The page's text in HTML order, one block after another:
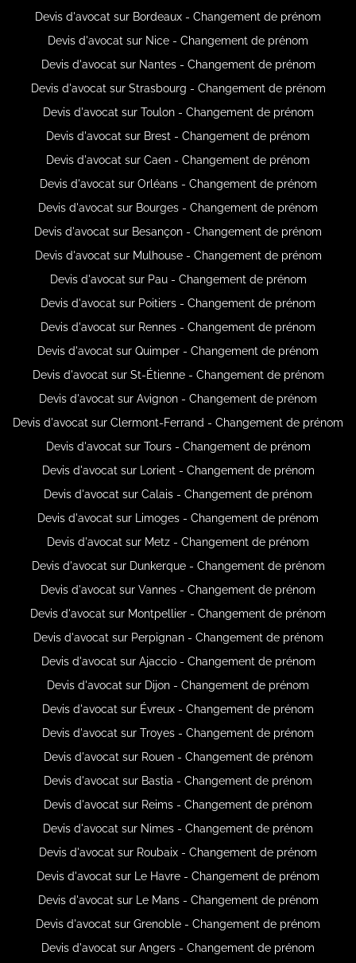
Devis d'avocat sur Bordeaux - Changement de prénom
Devis d'avocat sur Nice - Changement de prénom
Devis d'avocat sur Nantes - Changement de prénom
Devis d'avocat sur Strasbourg - Changement de prénom
Devis d'avocat sur Toulon - Changement de prénom
Devis d'avocat sur Brest - Changement de prénom
Devis d'avocat sur Caen - Changement de prénom
Devis d'avocat sur Orléans - Changement de prénom
Devis d'avocat sur Bourges - Changement de prénom
Devis d'avocat sur Besançon - Changement de prénom
Devis d'avocat sur Mulhouse - Changement de prénom
Devis d'avocat sur Pau - Changement de prénom
Devis d'avocat sur Poitiers - Changement de prénom
Devis d'avocat sur Rennes - Changement de prénom
Devis d'avocat sur Quimper - Changement de prénom
Devis d'avocat sur St-Étienne - Changement de prénom
Devis d'avocat sur Avignon - Changement de prénom
Devis d'avocat sur Clermont-Ferrand - Changement de prénom
Devis d'avocat sur Tours - Changement de prénom
Devis d'avocat sur Lorient - Changement de prénom
Devis d'avocat sur Calais - Changement de prénom
Devis d'avocat sur Limoges - Changement de prénom
Devis d'avocat sur Metz - Changement de prénom
Devis d'avocat sur Dunkerque - Changement de prénom
Devis d'avocat sur Vannes - Changement de prénom
Devis d'avocat sur Montpellier - Changement de prénom
Devis d'avocat sur Perpignan - Changement de prénom
Devis d'avocat sur Ajaccio - Changement de prénom
Devis d'avocat sur Dijon - Changement de prénom
Devis d'avocat sur Évreux - Changement de prénom
Devis d'avocat sur Troyes - Changement de prénom
Devis d'avocat sur Rouen - Changement de prénom
Devis d'avocat sur Bastia - Changement de prénom
Devis d'avocat sur Reims - Changement de prénom
Devis d'avocat sur Nimes - Changement de prénom
Devis d'avocat sur Roubaix - Changement de prénom
Devis d'avocat sur Le Havre - Changement de prénom
Devis d'avocat sur Le Mans - Changement de prénom
Devis d'avocat sur Grenoble - Changement de prénom
Devis d'avocat sur Angers - Changement de prénom